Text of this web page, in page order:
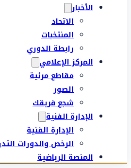
الأخبار
الاتحاد
المنتخبات
رابطة الدوري
المركز الإعلامي
مقاطع مرئية
الصور
شجع فريقك
الإدارة الفنية
الإدارة الفنية
الرخص والدورات
المنصة الرياضية